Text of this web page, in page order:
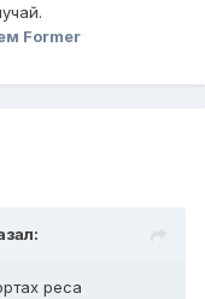
Former
реса